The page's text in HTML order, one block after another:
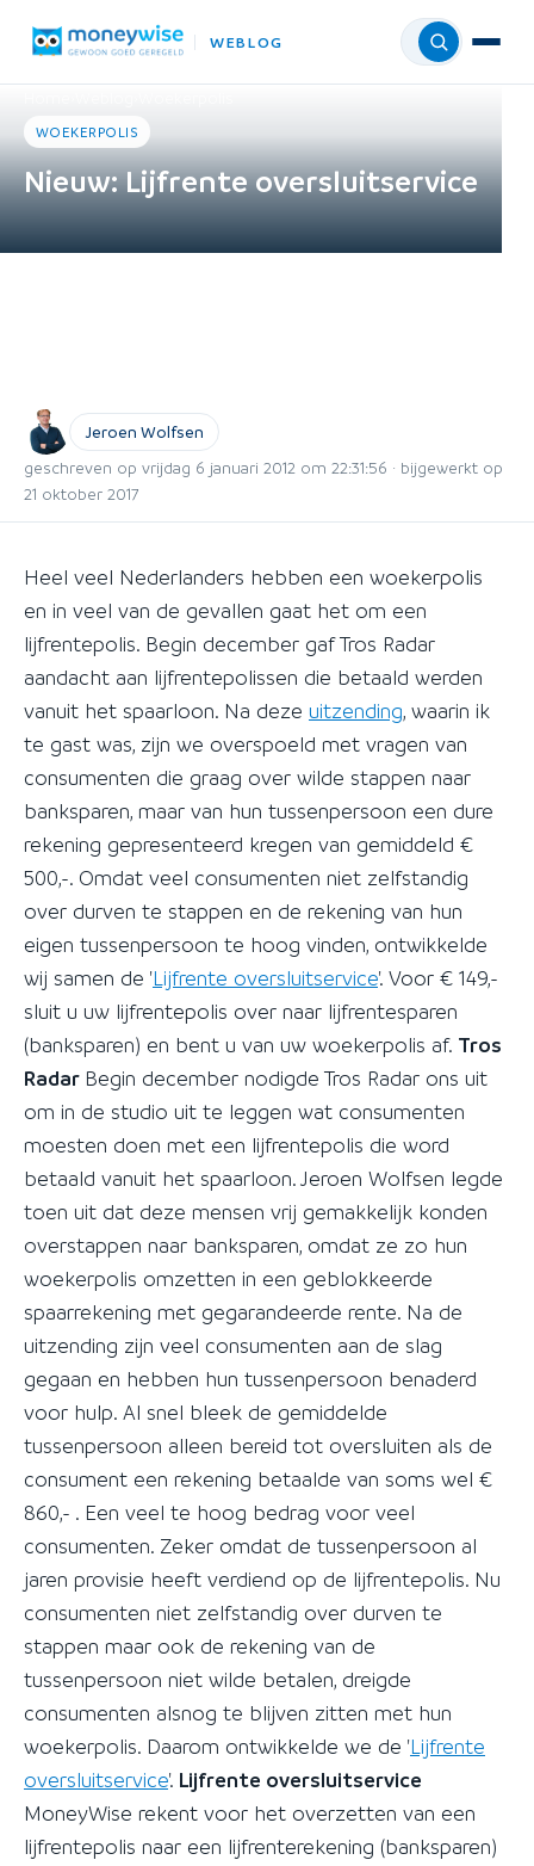
WEBLOG Menu
WOEKERPOLIS
Nieuw: Lijfrente oversluitservice
Jeroen Wolfsen
geschreven op vrijdag 6 januari 2012 om 22:31:56 · bijgewerkt op
21 oktober 2017
Heel veel Nederlanders hebben een woekerpolis
en in veel van de gevallen gaat het om een
lijfrentepolis. Begin december gaf Tros Radar
aandacht aan lijfrentepolissen die betaald werden
vanuit het spaarloon. Na deze uitzending, waarin ik
te gast was, zijn we overspoeld met vragen van
consumenten die graag over wilde stappen naar
banksparen, maar van hun tussenpersoon een dure
rekening gepresenteerd kregen van gemiddeld €
500,-. Omdat veel consumenten niet zelfstandig
over durven te stappen en de rekening van hun
eigen tussenpersoon te hoog vinden, ontwikkelde
wij samen de 'Lijfrente oversluitservice'. Voor € 149,-
sluit u uw lijfrentepolis over naar lijfrentesparen
(banksparen) en bent u van uw woekerpolis af. Tros
Radar Begin december nodigde Tros Radar ons uit
om in de studio uit te leggen wat consumenten
moesten doen met een lijfrentepolis die word
betaald vanuit het spaarloon. Jeroen Wolfsen legde
toen uit dat deze mensen vrij gemakkelijk konden
overstappen naar banksparen, omdat ze zo hun
woekerpolis omzetten in een geblokkeerde
spaarrekening met gegarandeerde rente. Na de
uitzending zijn veel consumenten aan de slag
gegaan en hebben hun tussenpersoon benaderd
voor hulp. Al snel bleek de gemiddelde
tussenpersoon alleen bereid tot oversluiten als de
consument een rekening betaalde van soms wel €
860,- . Een veel te hoog bedrag voor veel
consumenten. Zeker omdat de tussenpersoon al
jaren provisie heeft verdiend op de lijfrentepolis. Nu
consumenten niet zelfstandig over durven te
stappen maar ook de rekening van de
tussenpersoon niet wilde betalen, dreigde
consumenten alsnog te blijven zitten met hun
woekerpolis. Daarom ontwikkelde we de 'Lijfrente
oversluitservice'. Lijfrente oversluitservice
MoneyWise rekent voor het overzetten van een
lijfrentepolis naar een lijfrenterekening (banksparen)